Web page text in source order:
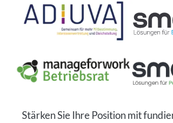
Stärken Sie Ihre Position mit